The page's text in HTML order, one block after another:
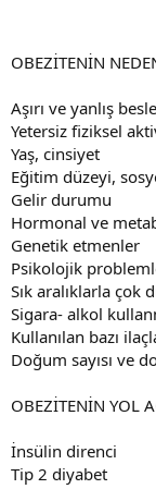
OBEZİTENİN
Aşırı ve yanlış
Yetersiz fiziksel
Yaş, cinsiyet
Eğitim düzeyi,
Gelir durumu
Hormonal ve
Genetik etmenler
Psikolojik
Sık aralıklarla
Sigara- alkol
Kullanılan bazı
Doğum sayısı ve
OBEZİTENİN YOL
İnsülin direnci
Tip 2 diyabet